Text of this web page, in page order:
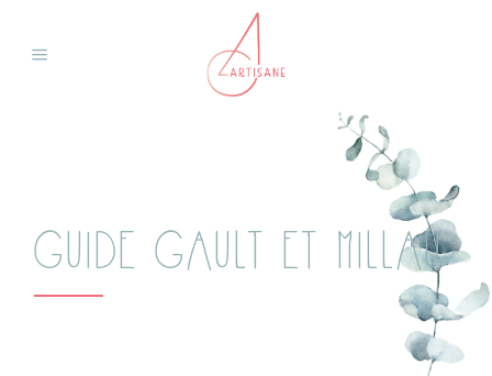
GUIDE GAULT ET MILLAU